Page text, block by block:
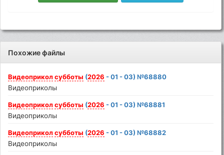
Похожие файлы
Видеоприкол субботы (2026 - 01 - 03) №68880
Видеоприколы
Видеоприкол субботы (2026 - 01 - 03) №68881
Видеоприколы
Видеоприкол субботы (2026 - 01 - 03) №68882
Видеоприколы